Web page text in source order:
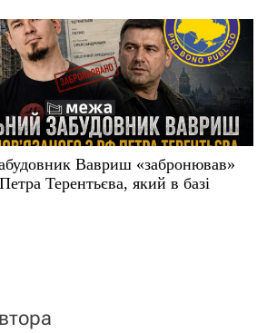
Вавриш «забронював»
Терентьєва, який в базі